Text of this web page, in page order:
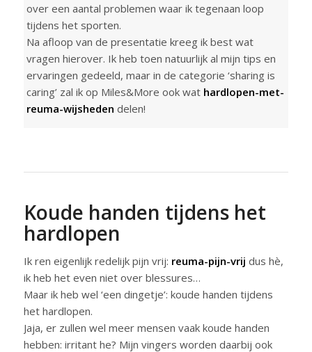
over een aantal problemen waar ik tegenaan loop
tijdens het sporten.
Na afloop van de presentatie kreeg ik best wat
vragen hierover. Ik heb toen natuurlijk al mijn tips en
ervaringen gedeeld, maar in de categorie ‘sharing is
caring’ zal ik op Miles&More ook wat hardlopen-met-
reuma-wijsheden delen!
Koude handen tijdens het
hardlopen
Ik ren eigenlijk redelijk pijn vrij: reuma-pijn-vrij dus hè,
ik heb het even niet over blessures…
Maar ik heb wel ‘een dingetje’: koude handen tijdens
het hardlopen.
Jaja, er zullen wel meer mensen vaak koude handen
hebben: irritant he? Mijn vingers worden daarbij ook